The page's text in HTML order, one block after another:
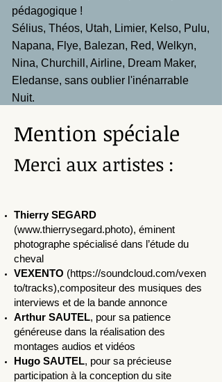
pédagogique !
Sélius, Théos, Utah, Limier, Kelso, Pulu,
Napana, Flye, Balezan, Red, Welkyn,
Nina, Churchill, Airline, Dream Maker,
Eledanse, sans oublier l'inénarrable
Nuit.
Mention spéciale
Merci aux artistes :
Thierry SEGARD
(www.thierrysegard.photo), éminent
photographe spécialisé dans l’étude du
cheval
VEXENTO (https://soundcloud.com/vexen
to/tracks),compositeur des musiques des
interviews et de la bande annonce
Arthur SAUTEL, pour sa patience
généreuse dans la réalisation des
montages audios et vidéos
Hugo SAUTEL, pour sa précieuse
participation à la conception du site